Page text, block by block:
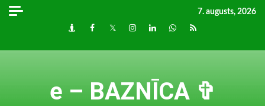
Skip
7. augusts, 2026
DraugiemFacebook
TwitterInstagram
LinkedInwhatsapp
RSS
e – BAZNĪCA ✞